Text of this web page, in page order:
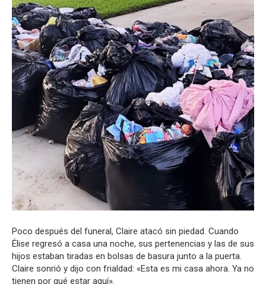
Poco después del funeral, Claire atacó sin piedad. Cuando
Élise regresó a casa una noche, sus pertenencias y las de sus
hijos estaban tiradas en bolsas de basura junto a la puerta.
Claire sonrió y dijo con frialdad: «Esta es mi casa ahora. Ya no
tienen por qué estar aquí».